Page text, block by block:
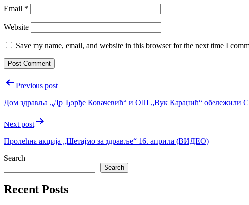
Email *
Website
Save my name, email, and website in this browser for the next time I
PostPrevious post
Дом здравља „Др Ђорђе Ковачевић“ и ОШ „Вук Караџић“ обележили
Next post
Пролећна акција „Шетајмо за здравље“ 16. априла (ВИДЕО)
Search
Search
Recent Posts